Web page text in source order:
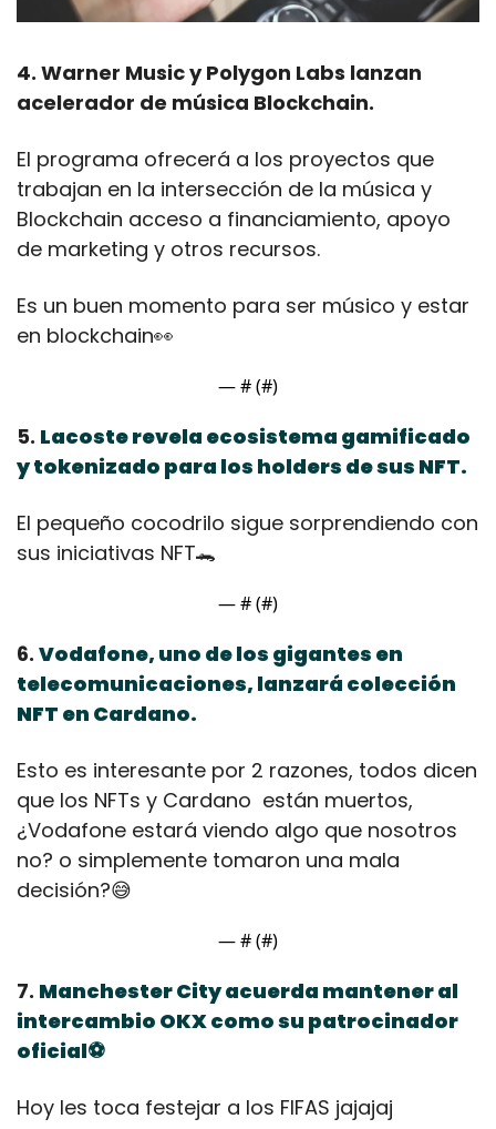
4. Warner Music y Polygon Labs lanzan
acelerador de música Blockchain.
El programa ofrecerá a los proyectos que
trabajan en la intersección de la música y
Blockchain acceso a financiamiento, apoyo
de marketing y otros recursos.
Es un buen momento para ser músico y estar
en blockchain👀
— # (#)
5. Lacoste revela ecosistema gamificado
y tokenizado para los holders de sus NFT.
El pequeño cocodrilo sigue sorprendiendo con
sus iniciativas NFT🐊
— # (#)
6. Vodafone, uno de los gigantes en
telecomunicaciones, lanzará colección
NFT en Cardano.
Esto es interesante por 2 razones, todos dicen
que los NFTs y Cardano  están muertos,
¿Vodafone estará viendo algo que nosotros
no? o simplemente tomaron una mala
decisión?😅
— # (#)
7. Manchester City acuerda mantener al
intercambio OKX como su patrocinador
oficial⚽
Hoy les toca festejar a los FIFAS jajajaj